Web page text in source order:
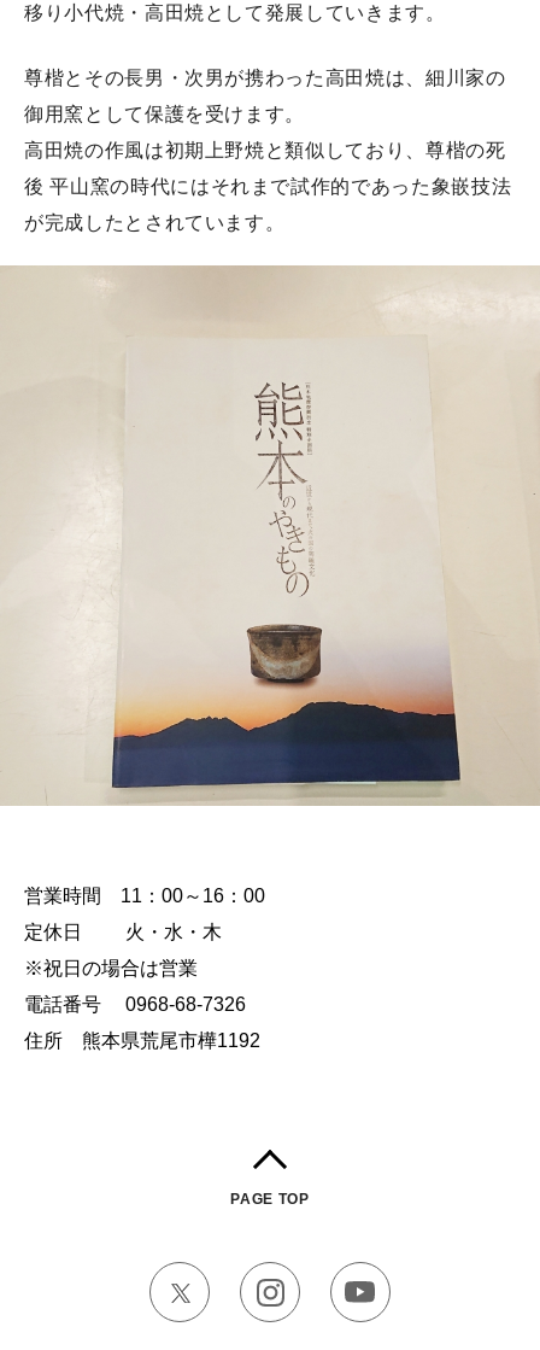
移り小代焼・高田焼として発展していきます。
尊楷とその長男・次男が携わった高田焼は、細川家の
御用窯として保護を受けます。
高田焼の作風は初期上野焼と類似しており、尊楷の死
後 平山窯の時代にはそれまで試作的であった象嵌技法
が完成したとされています。
営業時間 11：00～16：00
定休日 火・水・木
※祝日の場合は営業
電話番号 0968-68-7326
住所 熊本県荒尾市樺1192
PAGE TOP